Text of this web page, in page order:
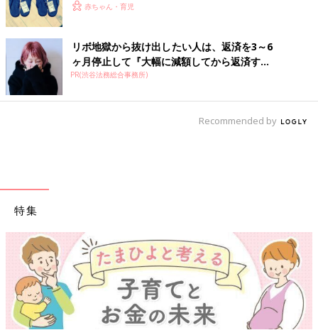
赤ちゃん・育児
リボ地獄から抜け出したい人は、返済を3～6
ヶ月停止して『大幅に減額してから返済す...
PR(渋谷法務総合事務所)
Recommended by
特集